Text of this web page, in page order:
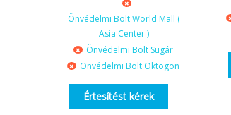
Önvédelmi Bolt World Mall (
Asia Center )
Önvédelmi Bolt Sugár
Önvédelmi Bolt Oktogon
Értesítést kérek